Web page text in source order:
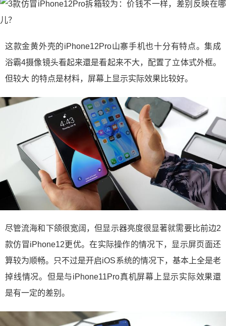
这款金黄外壳的iPhone12Pro山寨手机也十分有特点。集成
浴霸4摄像镜头看起来還是看起来不大，配置了立体式外框。
但较大 的特点是材料，屏幕上显示实际效果比较好。
尽管流海和下颌很宽阔，但显示器亮度很显著就需要比前边2
款仿冒iPhone12更优。在实际操作的情况下，显示屏页面还
算较为顺畅。只不过是开启iOS系统的情况下，基本上全是老
掉线情况。但是与iPhone11Pro真机屏幕上显示实际效果還
是有一定的差别。